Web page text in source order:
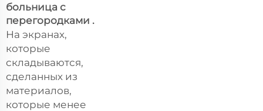
больница с
перегородками .
На экранах,
которые
складываются,
сделанных из
материалов,
которые менее